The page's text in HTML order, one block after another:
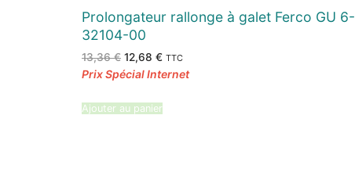
Prolongateur rallonge à galet Ferco GU 6-
32104-00
13,36€ Le
prix
initial
12,68 €Le
actuel
TTC
Ajouter au panier